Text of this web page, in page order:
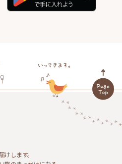
します。